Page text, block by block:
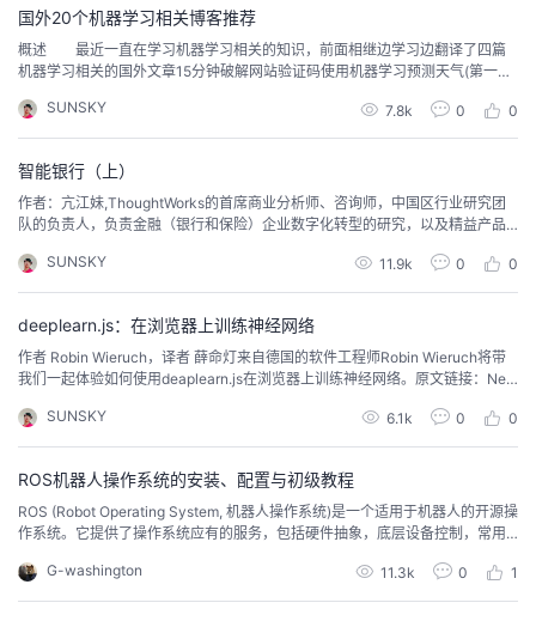
国外20个机器学习相关博客推荐
概述 最近一直在学习机器学习相关的知识，前面相继边学习边翻译了四篇
机器学习相关的国外文章15分钟破解网站验证码使用机器学习预测天气(第一部
我就把我平时看到的一些国外的关于机器学习的博客和新闻站，分享给大家。
Machine Learning - Reddit网址：点击前往介绍：关于大名鼎鼎的Reddit，相
SUNSKY 7.8k 0 0
智能银行（上）
作者：亢江妹,ThoughtWorks的首席商业分析师、咨询师，中国区行业研究团
队的负责人，负责金融（银行和保险）企业数字化转型的研究，以及精益产品
剂，会让传统银行以一个全新的运营模式实现新的可持续增长，成为“智能银
行”。 新科技并不会摧毁传统金融服务公司，新兴金融科技公司也没有这个能
SUNSKY 11.9k 0 0
deeplearn.js：在浏览器上训练神经网络
作者 Robin Wieruch，译者 薛命灯来自德国的软件工程师Robin Wieruch将带
我们一起体验如何使用deaplearn.js在浏览器上训练神经网络。原文链接：Neu
何使用JavaScript实现基础的机器学习算法。我基于Node的math.js从头开始
实现了这...
SUNSKY 6.1k 0 0
ROS机器人操作系统的安装、配置与初级教程
ROS (Robot Operating System, 机器人操作系统)是一个适用于机器人的开源操
作系统。它提供了操作系统应有的服务，包括硬件抽象，底层设备控制，常用
写、和跨计算机运行代码所需的工具和库函数。在某些方面ROS相当于一种“机
器人框架”。
G-washington 11.3k 0 1